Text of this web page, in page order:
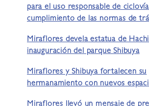
para el uso responsable de
cumplimiento de las normas de
Miraflores devela estatua de
inauguración del parque Shibuya
Miraflores y Shibuya fortalecen su
hermanamiento con nuevos
Miraflores llevó un mensaje de